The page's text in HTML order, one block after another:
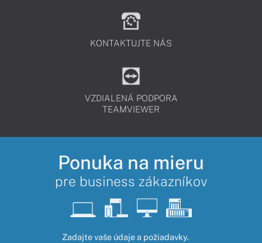
KONTAKTUJTE NÁS
VZDIALENÁ PODPORA
TEAMVIEWER
Ponuka na mieru
pre business zákazníkov
Zadajte vaše údaje a požiadavky.